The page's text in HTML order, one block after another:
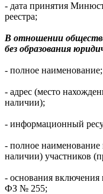
- дата принятия
реестра;
В отношении
без образования
- полное наименование;
- адрес (место
наличии);
- информационный
- полное
наличии) участников
- основания включения
ФЗ № 255;